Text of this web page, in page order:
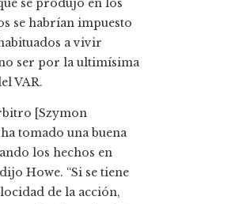
se produjo en los
se habrían impuesto
a vivir
ser por la ultimísima
VAR.
[Szymon
tomado una buena
los hechos en
Howe. “Si se tiene
de la acción,